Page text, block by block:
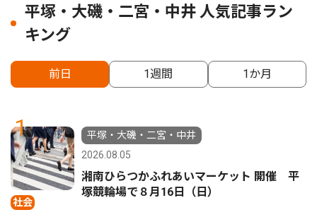
平塚・大磯・二宮・中井 人気記事ラン
キング
前日 1週間 1か月
1
社会
平塚・大磯・二宮・中井
2026.08.05
湘南ひらつかふれあいマーケット 開催 平
塚競輪場で８月16日（日）